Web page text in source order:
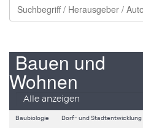
Bauen und
Wohnen
Alle anzeigen
Baubiologie Dorf- und Stadtentwicklung